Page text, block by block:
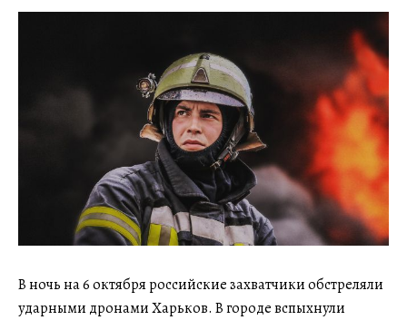
В ночь на 6 октября российские захватчики обстреляли
ударными дронами Харьков. В городе вспыхнули